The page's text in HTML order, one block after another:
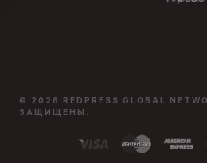
© 2026 REDPRESS GLOBAL
ЗАЩИЩЕНЫ.